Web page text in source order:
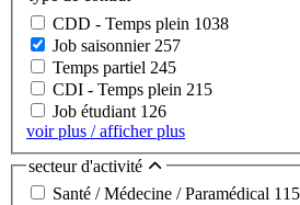
CDD - Temps plein 1038
Job saisonnier 257
Temps partiel 245
CDI - Temps plein 215
Job étudiant 126
voir plus / afficher plus
secteur d'activité
Santé / Médecine / Paramédical 115